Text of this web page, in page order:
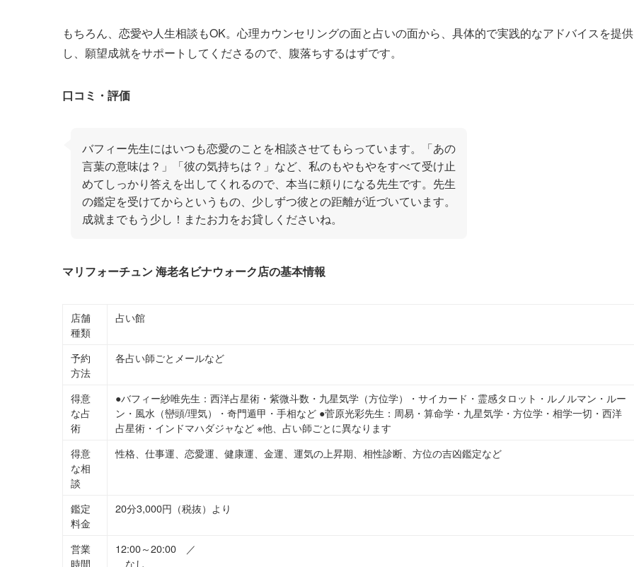
もちろん、恋愛や人生相談もOK。心理カウンセリングの面と占いの面から、具体的で実践的なアドバイスを提供
し、願望成就をサポートしてくださるので、腹落ちするはずです。
口コミ・評価
バフィー先生にはいつも恋愛のことを相談させてもらっています。「あの
言葉の意味は？」「彼の気持ちは？」など、私のもやもやをすべて受け止
めてしっかり答えを出してくれるので、本当に頼りになる先生です。先生
の鑑定を受けてからというもの、少しずつ彼との距離が近づいています。
成就までもう少し！またお力をお貸しくださいね。
マリフォーチュン 海老名ビナウォーク店の基本情報
店舗
種類
占い館
予約
方法
各占い師ごとメールなど
得意
な占
術
●バフィー紗唯先生：西洋占星術・紫微斗数・九星気学（方位学）・サイカード・霊感タロット・ルノルマン・ルー
ン・風水（巒頭/理気）・奇門遁甲・手相など ●菅原光彩先生：周易・算命学・九星気学・方位学・相学一切・西洋
占星術・インドマハダジャなど ※他、占い師ごとに異なります
得意
な相
談
性格、仕事運、恋愛運、健康運、金運、運気の上昇期、相性診断、方位の吉凶鑑定など
鑑定
料金
20分3,000円（税抜）より
営業
時間
12:00～20:00 ／
なし